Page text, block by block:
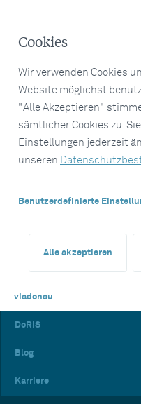
Cookies
Wir verwenden Cookies
Website möglichst
"Alle Akzeptieren"
sämtlicher Cookies zu.
Einstellungen jederzeit
unseren
Benutzerdefinierte
Alle akzeptieren
viadonau
DoRIS
Blog
Karriere